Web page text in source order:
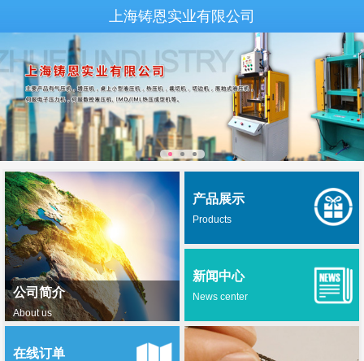
上海铸恩实业有限公司
公司简介
About us
产品展示
Products
新闻中心
News center
在线订单